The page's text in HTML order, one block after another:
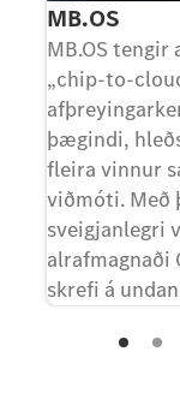
MB.OS
MB.OS tengir
„chip-to-
þægindi,
fleira vinnur
viðmóti. Með
sveigjanlegri
alrafmagnaði
skrefi á